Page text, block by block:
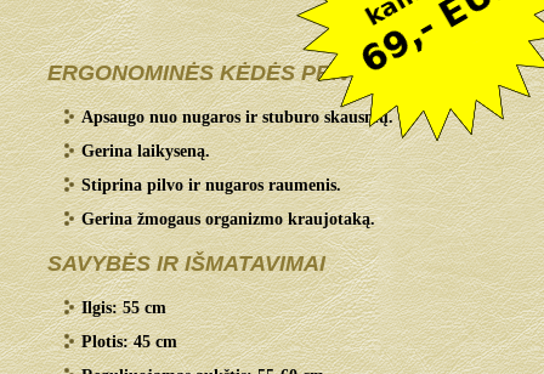
ERGONOMINĖS KĖDĖS PRIVALUMAI:
Apsaugo nuo nugaros ir stuburo skausmų.
Gerina laikyseną.
Stiprina pilvo ir nugaros raumenis.
Gerina žmogaus organizmo kraujotaką.
SAVYBĖS IR IŠMATAVIMAI
Ilgis: 55 cm
Plotis: 45 cm